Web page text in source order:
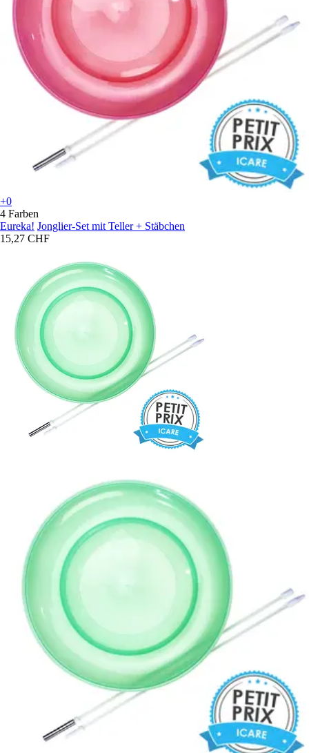
+0
4 Farben
Eureka! Jonglier-Set mit Teller + Stäbchen
15,27 CHF